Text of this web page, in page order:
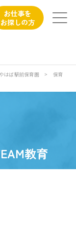
お仕事を
お探しの方
はば駅前保育園 >
保育
教育